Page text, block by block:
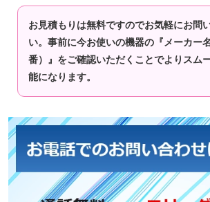
お見積もりは無料ですのでお気軽にお問
い。事前に今お使いの機器の『メーカー
番）』をご確認いただくことでよりスム
能になります。